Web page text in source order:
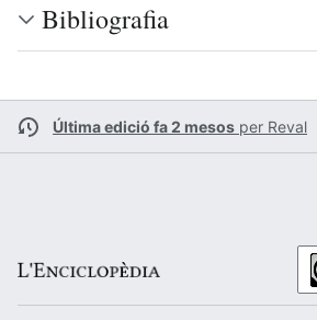
Bibliografia
Última edició fa 2 mesos per Reval